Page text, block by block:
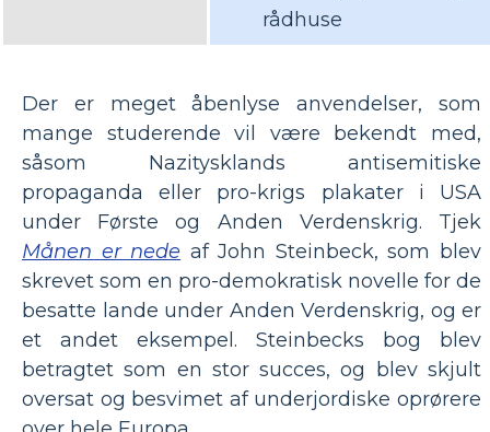
rådhuse
Der er meget åbenlyse anvendelser, som
mange studerende vil være bekendt med,
såsom Nazitysklands antisemitiske
propaganda eller pro-krigs plakater i USA
under Første og Anden Verdenskrig. Tjek
Månen er nede af John Steinbeck, som blev
skrevet som en pro-demokratisk novelle for de
besatte lande under Anden Verdenskrig, og er
et andet eksempel. Steinbecks bog blev
betragtet som en stor succes, og blev skjult
oversat og besvimet af underjordiske oprørere